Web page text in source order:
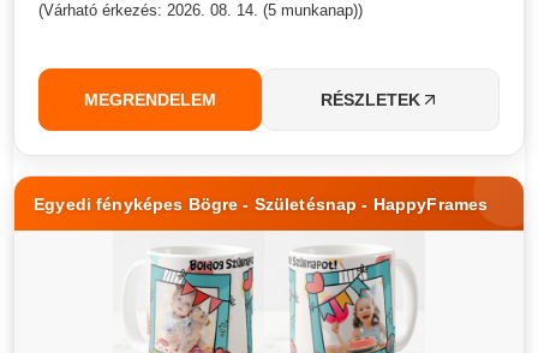
(Várható érkezés: 2026. 08. 14. (5 munkanap))
MEGRENDELEM RÉSZLETEK
Egyedi fényképes Bögre - Születésnap - HappyFrames